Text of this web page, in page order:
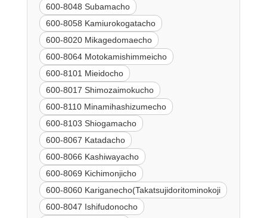
600-8048 Subamacho
600-8058 Kamiurokogatacho
600-8020 Mikagedomaecho
600-8064 Motokamishimmeicho
600-8101 Mieidocho
600-8017 Shimozaimokucho
600-8110 Minamihashizumecho
600-8103 Shiogamacho
600-8067 Katadacho
600-8066 Kashiwayacho
600-8069 Kichimonjicho
600-8060 Kariganecho(Takatsujidoritominokoji
600-8047 Ishifudonocho